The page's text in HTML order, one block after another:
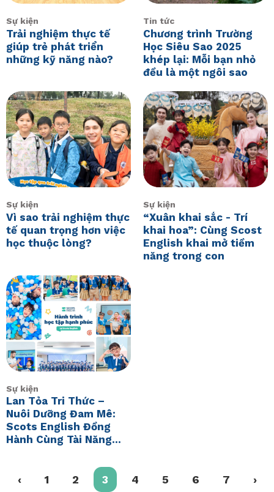
Sự kiện
Trải nghiệm thực tế
giúp trẻ phát triển
những kỹ năng nào?
Tin tức
Chương trình Trường
Học Siêu Sao 2025
khép lại: Mỗi bạn nhỏ
đều là một ngôi sao
Sự kiện
Vì sao trải nghiệm thực
tế quan trọng hơn việc
học thuộc lòng?
Sự kiện
“Xuân khai sắc - Trí
khai hoa”: Cùng Scost
English khai mở tiềm
năng trong con
Sự kiện
Lan Tỏa Tri Thức –
Nuôi Dưỡng Đam Mê:
Scots English Đồng
Hành Cùng Tài Năng
‹ 1 2 3 4 5 6 7 ›